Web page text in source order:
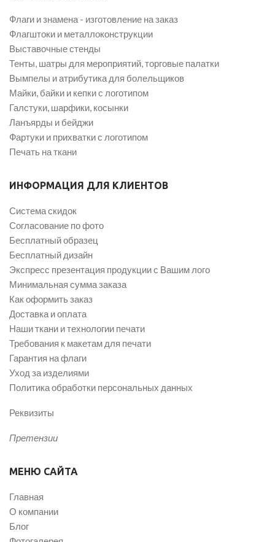
Флаги и знамена - изготовление на заказ
Флагштоки и металлоконструкции
Выставочные стенды
Тенты, шатры для мероприятий, торговые палатки
Вымпелы и атрибутика для болельщиков
Майки, байки и кепки с логотипом
Галстуки, шарфики, косынки
Ланъярды и бейджи
Фартуки и прихватки с логотипом
Печать на ткани
ИНФОРМАЦИЯ ДЛЯ КЛИЕНТОВ
Система скидок
Согласование по фото
Бесплатный образец
Бесплатный дизайн
Экспресс презентация продукции с Вашим лого
Минимальная сумма заказа
Как оформить заказ
Доставка и оплата
Наши ткани и технологии печати
Требования к макетам для печати
Гарантия на флаги
Уход за изделиями
Политика обработки персональных данных
Реквизиты
Претензии
МЕНЮ САЙТА
Главная
О компании
Блог